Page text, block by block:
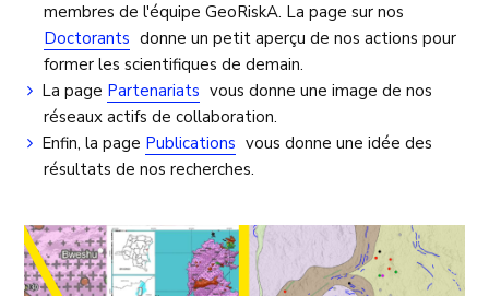
membres de l'équipe GeoRiskA. La page sur nos
Doctorants donne un petit aperçu de nos actions pour
former les scientifiques de demain.
La page Partenariats vous donne une image de nos
réseaux actifs de collaboration.
Enfin, la page Publications vous donne une idée des
résultats de nos recherches.